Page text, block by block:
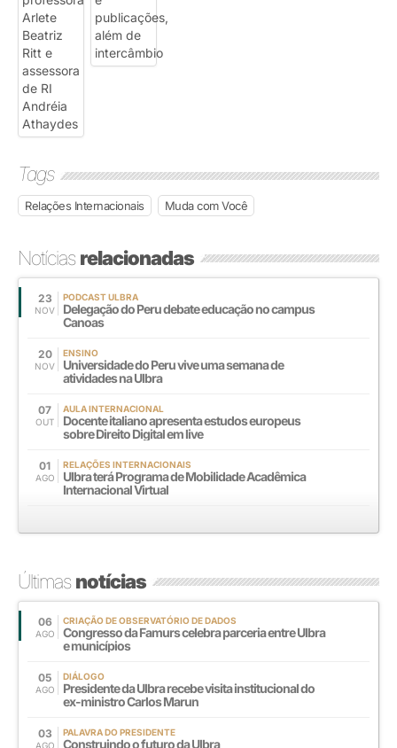
Tags
Relações Internacionais Muda com Você
Notíciasrelacionadas
23
NOV
PODCAST ULBRA
Delegação do Peru debate educação no campus
Canoas
20
NOV
ENSINO
Universidade do Peru vive uma semana de
atividades na Ulbra
07
OUT
AULA INTERNACIONAL
Docente italiano apresenta estudos europeus
sobre Direito Digital em live
01
AGO
RELAÇÕES INTERNACIONAIS
Ulbra terá Programa de Mobilidade Acadêmica
Internacional Virtual
Últimasnotícias
06
AGO
CRIAÇÃO DE OBSERVATÓRIO DE DADOS
Congresso da Famurs celebra parceria entre Ulbra
e municípios
05
AGO
DIÁLOGO
Presidente da Ulbra recebe visita institucional do
ex-ministro Carlos Marun
03
AGO
PALAVRA DO PRESIDENTE
Construindo o futuro da Ulbra